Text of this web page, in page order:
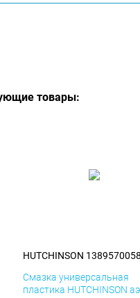
товары:
HUTCHINSON 1389570058
Смазка универсальная
пластика HUTCHINSON